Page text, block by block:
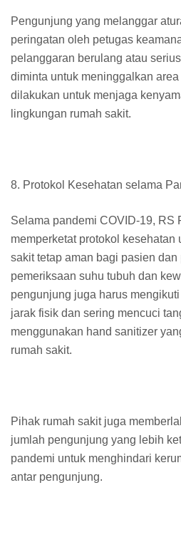
Pengunjung yang melanggar
peringatan oleh petugas
pelanggaran berulang atau
diminta untuk meninggalkan
dilakukan untuk menjaga
lingkungan rumah sakit.
8. Protokol Kesehatan selama
Selama pandemi COVID-19, RS
memperketat protokol kesehatan
sakit tetap aman bagi pasien
pemeriksaan suhu tubuh dan
pengunjung juga harus
jarak fisik dan sering mencuci
menggunakan hand sanitizer
rumah sakit.
Pihak rumah sakit juga
jumlah pengunjung yang lebih
pandemi untuk menghindari
antar pengunjung.